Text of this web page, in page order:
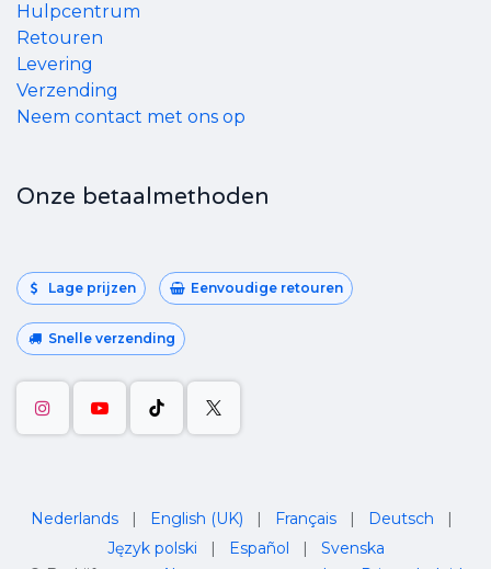
Hulpcentrum
Retouren
Levering
Verzending
Neem contact met ons op
Onze betaalmethoden
Lage prijzen Eenvoudige retouren
Snelle verzending
Nederlands | English (UK) | Français | Deutsch
|
Język polski
| Español | Svenska